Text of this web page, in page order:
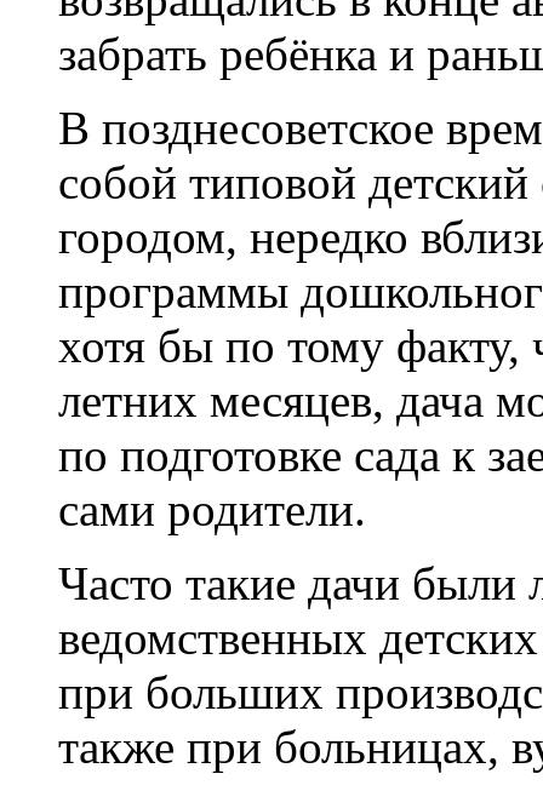
забрать ребёнка и
В позднесоветское
собой типовой
городом, нередко
программы
хотя бы по тому факту,
летних месяцев, дача
по подготовке сада к
сами родители.
Часто такие дачи
ведомственных
при больших
также при больницах,